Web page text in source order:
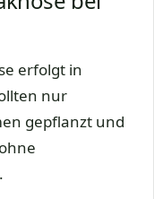
erfolgt in
nur
gepflanzt und